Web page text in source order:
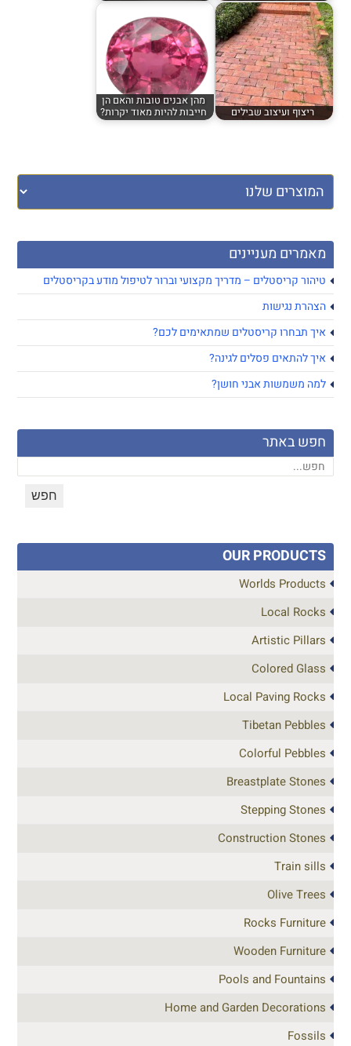
מאמרים מעניינים
טיהור קריסטלים – מדריך מקצועי וברור לטיפול מודע בקריסטלים
הצהרת נגישות
איך תבחרו קריסטלים שמתאימים לכם?
איך להתאים פסלים לגינה?
למה משמשות אבני חושן?
חפש באתר
ריצוף ועיצוב שבילים
מהן אבנים טובות והאם הן
חייבות להיות מאוד יקרות?
OUR PRODUCTS
Worlds Products
Local Rocks
Artistic Pillars
Colored Glass
Local Paving Rocks
Tibetan Pebbles
Colorful Pebbles
Breastplate Stones
Stepping Stones
Construction Stones
Train sills
Olive Trees
Rocks Furniture
Wooden Furniture
Pools and Fountains
Home and Garden Decorations
Fossils